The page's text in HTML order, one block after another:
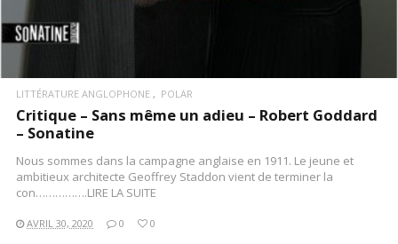
LITTÉRATURE ANGLOPHONE POLAR
Critique – Sans même un adieu – Robert Goddard
– Sonatine
Nous sommes dans la campagne anglaise en 1911. Le jeune et
ambitieux architecte Geoffrey Staddon vient de terminer la
con…………….LIRE LA SUITE
AVRIL 30, 2020 0 0